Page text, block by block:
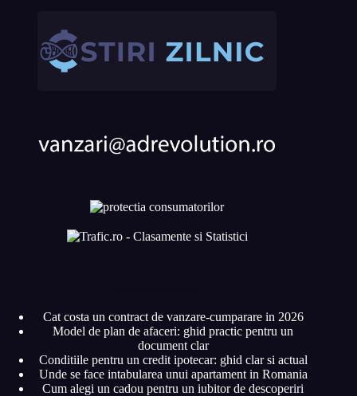
Cat costa un contract de vanzare-cumparare in 2026
Model de plan de afaceri: ghid practic pentru un
document clar
Conditiile pentru un credit ipotecar: ghid clar si actual
Unde se face intabularea unui apartament in Romania
Cum alegi un cadou pentru un iubitor de descoperiri